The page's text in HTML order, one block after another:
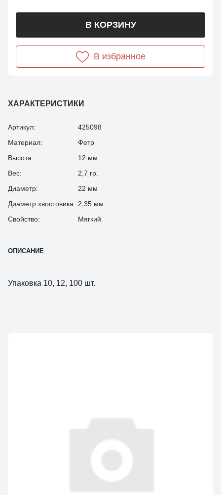
ХАРАКТЕРИСТИКИ
Артикул:
425098
Материал:
Фетр
Высота:
12 мм
Вес:
2,7 гр.
Диаметр:
22 мм
Диаметр хвостовика: 2,35 мм
Свойство:
Мягкий
В КОРЗИНУ
В избранное
ОПИСАНИЕ
Упаковка 10, 12, 100 шт.